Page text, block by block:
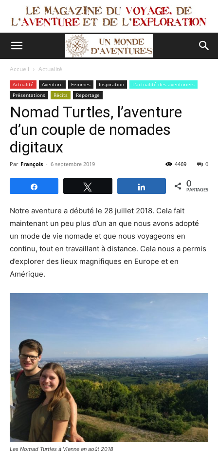
Accueil Actualité
Actualité Aventure Femmes Inspiration
L'actualité des aventuriers
Présentations
Récits Reportage
Nomad Turtles, l’aventure
d’un couple de nomades
digitaux
Par François - 6 septembre 2019 0
4469
Partagez 0
PARTAGES
Notre aventure a débuté le 28 juillet 2018. Cela fait
maintenant un peu plus d’un an que nous avons adopté
un mode de vie nomade et que nous voyageons en
continu, tout en travaillant à distance. Cela nous a permis
d’explorer des lieux magnifiques en Europe et en
Amérique.
Les Nomad Turtles à Vienne en août 2018